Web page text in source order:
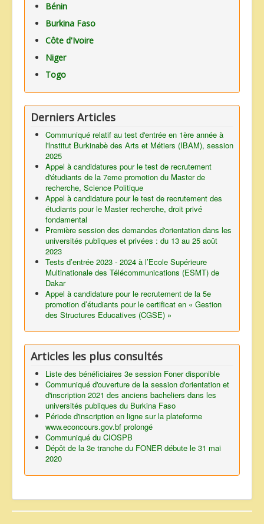
Bénin
Burkina Faso
Côte d'Ivoire
Niger
Togo
Derniers Articles
Communiqué relatif au test d'entrée en 1ère année à
l'lnstitut Burkinabè des Arts et Métiers (IBAM), session
2025
Appel à candidatures pour le test de recrutement
d'étudiants de la 7eme promotion du Master de
recherche, Science Politique
Appel à candidature pour le test de recrutement des
étudiants pour le Master recherche, droit privé
fondamental
Première session des demandes d'orientation dans les
universités publiques et privées : du 13 au 25 août
2023
Tests d’entrée 2023 - 2024 à l’Ecole Supérieure
Multinationale des Télécommunications (ESMT) de
Dakar
Appel à candidature pour le recrutement de la 5e
promotion d’étudiants pour le certificat en « Gestion
des Structures Educatives (CGSE) »
Articles les plus consultés
Liste des bénéficiaires 3e session Foner disponible
Communiqué d'ouverture de la session d'orientation et
d'inscription 2021 des anciens bacheliers dans les
universités publiques du Burkina Faso
Période d'inscription en ligne sur la plateforme
www.econcours.gov.bf prolongé
Communiqué du CIOSPB
Dépôt de la 3e tranche du FONER débute le 31 mai
2020